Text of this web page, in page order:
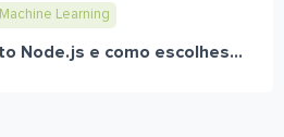
Learning
Node.js e como escolhes...